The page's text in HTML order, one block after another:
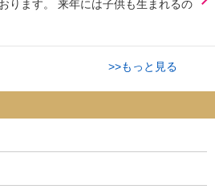
ります。 来年には子供も生まれるの
>>もっと見る